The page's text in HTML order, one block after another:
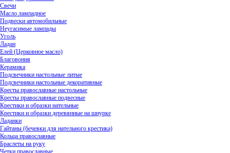
Свечи
Масло лампадное
Подвески автомобильные
Неугасимые лампады
Уголь
Ладан
Елей (Церковное масло)
Благовония
Керамика
Подсвечники настольные литые
Подсвечники настольные декоративные
Кресты православные настольные
Кресты православные подвесные
Крестики и образки нательные
Крестики и образки деревянные на шнурке
Ладанки
Гайтаны (бечевки для нательного крестика)
Кольца православные
Браслеты на руку
Четки православные